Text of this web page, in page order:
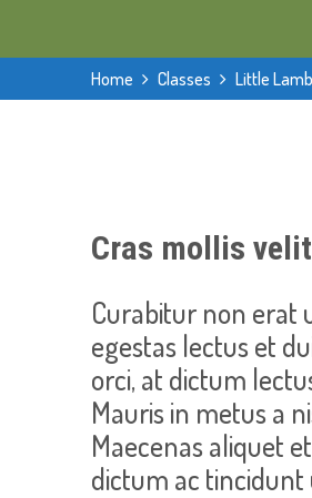
Home Classes Little
Cras mollis
Curabitur non erat
egestas lectus et
orci, at dictum
Mauris in metus a
Maecenas aliquet
dictum ac tincidunt